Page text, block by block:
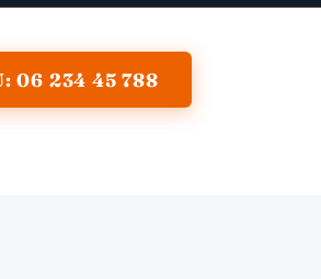
06 234 45 788